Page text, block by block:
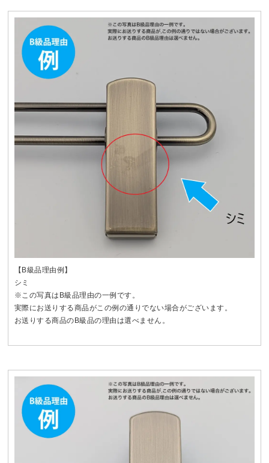
【B級品理由例】
シミ
※この写真はB級品理由の一例です。
実際にお送りする商品がこの例の通りでない場合がございます。
お送りする商品のB級品の理由は選べません。